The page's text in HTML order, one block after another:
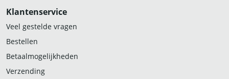
Klantenservice
Veel gestelde vragen
Bestellen
Betaalmogelijkheden
Verzending